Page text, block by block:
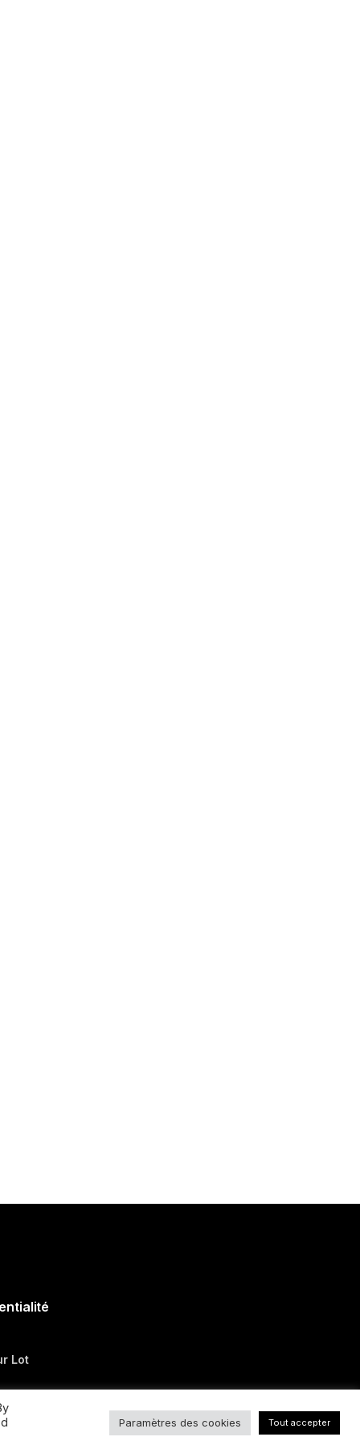
Lot
Paramètres des cookies Tout accepter